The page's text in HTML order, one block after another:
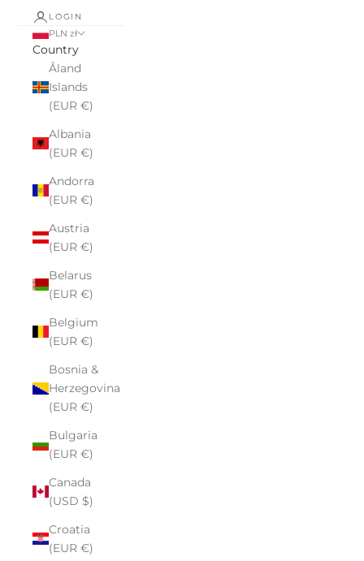
LOGIN
PLN zł
Country
Åland
Islands
(EUR €)
Albania
(EUR €)
Andorra
(EUR €)
Austria
(EUR €)
Belarus
(EUR €)
Belgium
(EUR €)
Bosnia &
Herzegovina
(EUR €)
Bulgaria
(EUR €)
Canada
(USD $)
Croatia
(EUR €)